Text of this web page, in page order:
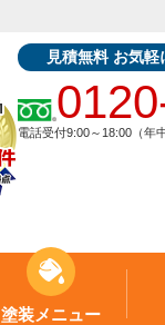
見積無料 お気
電話受付9:00～18:00（年
塗装メニュー